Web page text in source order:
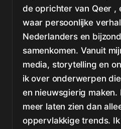
de oprichter van Qeer ,
waar persoonlijke
Nederlanders en
samenkomen. Vanuit
media, storytelling en
ik over onderwerpen
en nieuwsgierig maken.
meer laten zien dan
oppervlakkige trends.